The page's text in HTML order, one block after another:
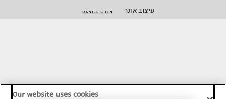
עיצוב אתר
Our website uses cookies